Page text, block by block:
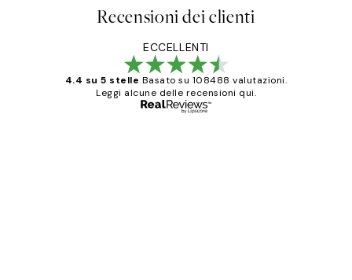
Recensioni dei clienti
ECCELLENTI
4.4 su 5 stelle Basato su 108488 valutazioni.
Leggi alcune delle recensioni qui.